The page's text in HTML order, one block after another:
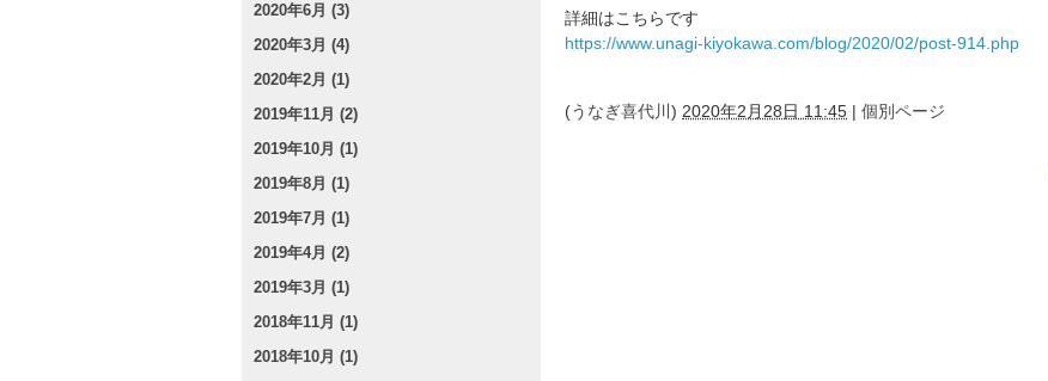
詳細はこちらです
https://www.unagi-kiyokawa.com/blog/2020/02/post-914.php
(うなぎ喜代川 ) 2020年2月28日 11:45 | 個別ページ
2020年6月 (3)
2020年3月 (4)
2020年2月 (1)
2019年11月 (2)
2019年10月 (1)
2019年8月 (1)
2019年7月 (1)
2019年4月 (2)
2019年3月 (1)
2018年11月 (1)
2018年10月 (1)